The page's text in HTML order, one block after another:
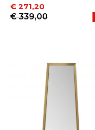
Prijs
€ 271,20
Normale prijs
€ 339,00